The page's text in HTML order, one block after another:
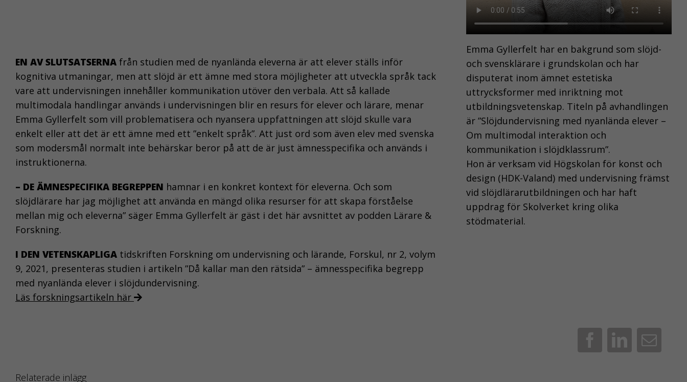
EN AV SLUTSATSERNAfrån studien med de nyanlända eleverna är att elever ställs inför
kognitiva utmaningar, men att slöjd är ett ämne med stora möjligheter att utveckla språk tack
vare att undervisningen innehåller kommunikation utöver den verbala. Att så kallade
multimodala handlingar används i undervisningen blir en resurs för elever och lärare, menar
Emma Gyllerfelt som vill problematisera och nyansera uppfattningen att slöjd skulle vara
enkelt eller att det är ett ämne med ett ”enkelt språk”. Att just ord som även elev med svenska
som modersmål normalt inte behärskar beror på att de är just ämnesspecifika och används i
instruktionerna.
– DE ÄMNESPECIFIKA BEGREPPEN hamnar i en konkret kontext för eleverna. Och som
slöjdlärare har jag möjlighet att använda en mängd olika resurser för att skapa förståelse
mellan mig och eleverna” säger Emma Gyllerfelt är gäst i det här avsnittet av podden Lärare &
Forskning.
I DEN VETENSKAPLIGAtidskriften Forskning om undervisning och lärande, Forskul, nr 2, volym
9, 2021, presenteras studien i artikeln ”Då kallar man den rätsida” – ämnesspecifika begrepp
med nyanlända elever i slöjdundervisning.
Läs forskningsartikeln här
Emma Gyllerfelt har en bakgrund som slöjd-
och svensklärare i grundskolan och har
disputerat inom ämnet estetiska
uttrycksformer med inriktning mot
utbildningsvetenskap. Titeln på avhandlingen
är ”Slöjdundervisning med nyanlända elever –
Om multimodal interaktion och
kommunikation i slöjdklassrum”.
Hon är verksam vid Högskolan för konst och
design (HDK-Valand) med undervisning främst
vid slöjdlärarutbildningen och har haft
uppdrag för Skolverket kring olika
stödmaterial.
Facebook
LinkedIn
E-
Relaterade inlägg